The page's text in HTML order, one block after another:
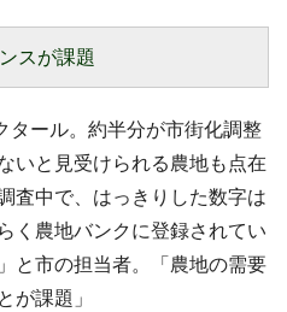
スが課題
タール。約半分が市街化調整
いと見受けられる農地も点在
査中で、はっきりした数字は
く農地バンクに登録されてい
と市の担当者。「農地の需要
が課題」